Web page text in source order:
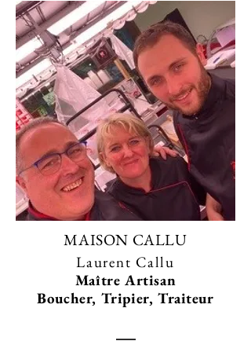
MAISON CALLU
Laurent Callu
Maître Artisan
Boucher, Tripier, Traiteur